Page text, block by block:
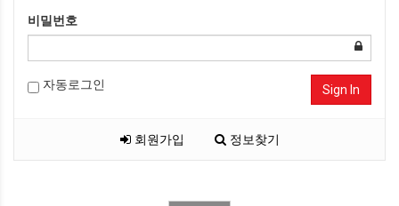
비밀번호
자동로그인 Sign In
회원가입 정보찾기